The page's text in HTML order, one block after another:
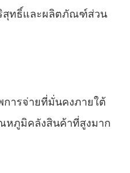
สุทธิ์และผลิตภัณฑ์ส่วน
ารจ่ายที่มั่นคงภายใต้
หภูมิคลังสินค้าที่สูงมาก